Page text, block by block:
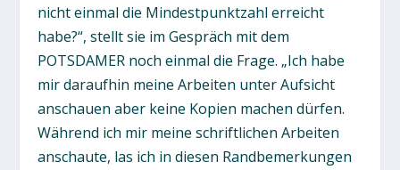
nicht einmal die Mindestpunktzahl erreicht
habe?“, stellt sie im Gespräch mit dem
POTSDAMER noch einmal die Frage. „Ich habe
mir daraufhin meine Arbeiten unter Aufsicht
anschauen aber keine Kopien machen dürfen.
Während ich mir meine schriftlichen Arbeiten
anschaute, las ich in diesen Randbemerkungen